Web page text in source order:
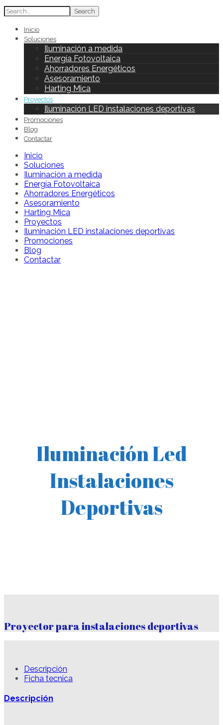
Search
Inicio
Soluciones
Iluminación a medida
Energía Fotovoltaica
Ahorradores Energéticos
Asesoramiento
Harting Mica
Proyectos
Iluminación LED instalaciones deportivas
Promociones
Blog
Contactar
Inicio
Soluciones
Iluminación a medida
Energía Fotovoltaica
Ahorradores Energéticos
Asesoramiento
Harting Mica
Proyectos
Iluminación LED instalaciones deportivas
Promociones
Blog
Contactar
Iluminación Led
Instalaciones
Deportivas
Proyector para instalaciones deportivas
Descripción
Ficha tecnica
Descripción